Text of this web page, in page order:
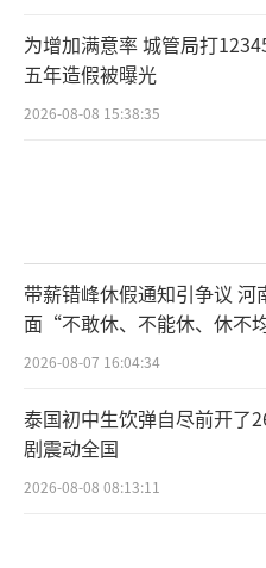
校的行政人员。不过
公司的保供物资，因
们供应货品的三个镇
我们的分装包部分
我对上海的感觉
上海人才济济，是一
还有个小心思——曾
候，到过一个小吃很
我相信自己还有机会
为增加满意率 城管局打
五年造假被曝光
2026-08-08 15:38:35
带薪错峰休假通知引争议 河
面“不敢休、不能休、休不
2026-08-07 16:04:34
泰国初中生饮弹自尽前开了
剧震动全国
2026-08-08 08:13:11